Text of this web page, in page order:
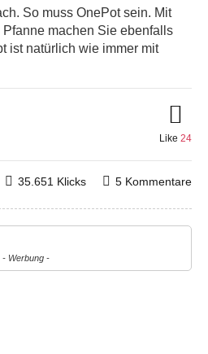
So muss OnePot sein. Mit
machen Sie ebenfalls
ist natürlich wie immer mit
Like 24
5 Kommentare
35.651 Klicks
- Werbung -